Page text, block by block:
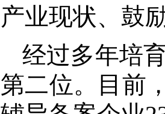
产业现状、鼓
经过多年培
第二位。目前